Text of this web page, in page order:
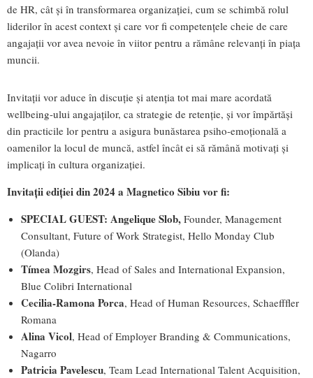
de HR, cât și în transformarea organizației, cum se schimbă rolul
liderilor în acest context și care vor fi competențele cheie de care
angajații vor avea nevoie în viitor pentru a rămâne relevanți în piața
muncii.
Invitații vor aduce în discuție și atenția tot mai mare acordată
wellbeing-ului angajaților, ca strategie de retenție, și vor împărtăși
din practicile lor pentru a asigura bunăstarea psiho-emoțională a
oamenilor la locul de muncă, astfel încât ei să rămână motivați și
implicați în cultura organizației.
Invitații ediției din 2024 a Magnetico Sibiu vor fi:
SPECIAL GUEST: Angelique Slob, Founder, Management
Consultant, Future of Work Strategist, Hello Monday Club
(Olanda)
Tímea Mozgirs, Head of Sales and International Expansion,
Blue Colibri International
Cecilia-Ramona Porca, Head of Human Resources, Schaefffler
Romana
Alina Vicol, Head of Employer Branding & Communications,
Nagarro
Patricia Pavelescu, Team Lead International Talent Acquisition,